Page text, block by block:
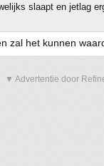
slaapt en jetlag
zal het kunnen
▼ Advertentie door